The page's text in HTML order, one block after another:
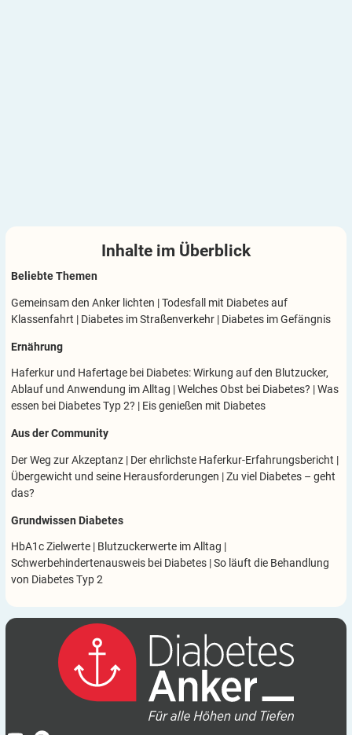
Inhalte im Überblick
Beliebte Themen
Gemeinsam den Anker lichten |Todesfall mit Diabetes auf
Klassenfahrt | Diabetes im Straßenverkehr | Diabetes im Gefängnis
Ernährung
Haferkur und Hafertage bei Diabetes: Wirkung auf den Blutzucker,
Ablauf und Anwendung im Alltag |Welches Obst bei Diabetes? |Was
essen bei Diabetes Typ 2? | Eis genießen mit Diabetes
Aus der Community
Der Weg zur Akzeptanz | Der ehrlichste Haferkur-Erfahrungsbericht |
Übergewicht und seine Herausforderungen |Zu viel Diabetes – geht
das?
Grundwissen Diabetes
HbA1c Zielwerte | Blutzuckerwerte im Alltag |
Schwerbehindertenausweis bei Diabetes |So läuft die Behandlung
von Diabetes Typ 2